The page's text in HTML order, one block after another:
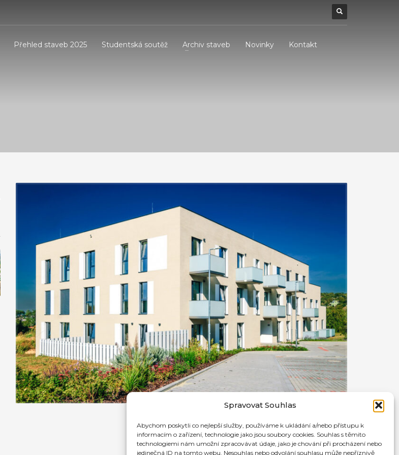
Spravovat Souhlas
Abychom poskytli co nejlepší služby, používáme k ukládání a/nebo přístupu k
informacím o zařízení, technologie jako jsou soubory cookies. Souhlas s těmito
technologiemi nám umožní zpracovávat údaje, jako je chování při procházení nebo
jedinečná ID na tomto webu. Nesouhlas nebo odvolání souhlasu může nepříznivě
Přehled staveb 2025 Studentská soutěž Archiv staveb Novinky Kontakt